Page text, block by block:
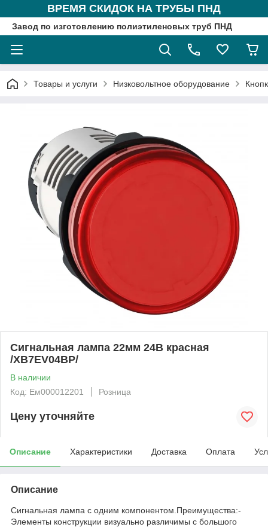
ВРЕМЯ СКИДОК НА ТРУБЫ ПНД
Завод по изготовлению полиэтиленовых труб ПНД
Товары и услуги Низковольтное оборудование
Сигнальная лампа 22мм 24В красная
/XB7EV04BP/
В наличии
Код: Ем000012201
Розница
Цену уточняйте
Описание Характеристики Доставка Оплата
Описание
Сигнальная лампа с одним компонентом.Преимущества:-
Элементы конструкции визуально различимы с большого